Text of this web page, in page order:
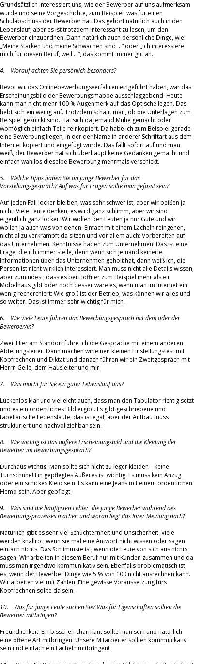
Grundsätzlich interessiert uns, wie der Bewerber auf uns aufmerksam
wurde und seine Vorgeschichte, zum Beispiel, was für einen
Schulabschluss der Bewerber hat. Das gehört natürlich auch in den
Lebenslauf, aber es ist trotzdem interessant zu lesen, um den
Bewerber einzuordnen. Dann natürlich auch persönliche Dinge, wie:
„Meine Stärken und meine Schwächen sind ...“ oder „ich interessiere
mich für diesen Beruf, weil ...“, das kommt immer gut an.
4. Worauf achten Sie persönlich besonders?
Bevor wir das Onlinebewerbungsverfahren eingeführt haben, war das
Erscheinungsbild der Bewerbungsmappe ausschlaggebend. Heute
kann man nicht mehr 100 % Augenmerk auf das Optische legen. Das
hebt sich ein wenig auf. Trotzdem schaut man, ob die Unterlagen zum
Beispiel geknickt sind. Hat sich da jemand Mühe gemacht oder
womöglich einfach Teile reinkopiert. Da habe ich zum Beispiel gerade
eine Bewerbung liegen, in der der Name in anderer Schriftart aus dem
Internet kopiert und eingefügt wurde. Das fällt sofort auf und man
weiß, der Bewerber hat sich überhaupt keine Gedanken gemacht und
einfach wahllos dieselbe Bewerbung mehrmals verschickt.
5. Welche Tipps haben Sie an junge Bewerber für das
Vorstellungsgespräch? Auf was für Fragen sollte man gefasst sein?
Auf jeden Fall locker bleiben, was sehr schwer ist, aber wir beißen ja
nicht! Viele Leute denken, es wird ganz schlimm, aber wir sind
eigentlich ganz locker. Wir wollen den Leuten ja nur Gute und wir
wollen ja auch was von denen. Einfach mit einem Lächeln reingehen,
nicht allzu verkrampft da sitzen und vor allem auch: Vorbereiten auf
das Unternehmen. Kenntnisse haben zum Unternehmen! Das ist eine
Frage, die ich immer stelle, denn wenn sich jemand keinerlei
Informationen über das Unternehmen geholt hat, dann weiß ich, die
Person ist nicht wirklich interessiert. Man muss nicht alle Details wissen,
aber zumindest, dass es bei Höffner zum Beispiel mehr als ein
Möbelhaus gibt oder noch besser wäre es, wenn man im Internet ein
wenig recherchiert: Wie groß ist der Betrieb, was können wir alles und
so weiter. Das ist immer sehr wichtig für mich.
6. Wie viele Leute führen das Bewerbungsgespräch mit dem oder der
Bewerber/in?
Zwei. Hier am Standort führe ich die Gespräche mit einem anderen
Abteilungsleiter. Dann machen wir einen kleinen Einstellungstest mit
Kopfrechnen und Diktat und danach führen wir ein Zweitgespräch mit
Herrn Geile, dem Hausleiter und mir.
7. Was macht für Sie ein guter Lebenslauf aus?
Lückenlos klar und vielleicht auch, dass man den Tabulator richtig setzt
und es ein ordentliches Bild ergibt. Es gibt geschriebene und
tabellarische Lebensläufe, das ist egal, aber der Aufbau muss
strukturiert und nachvollziehbar sein.
8. Wie wichtig ist das äußere Erscheinungsbild und die Kleidung der
Bewerber im Bewerbungsgespräch?
Durchaus wichtig. Man sollte sich nicht zu leger kleiden – keine
Turnschuhe! Ein gepflegtes Äußeres ist wichtig. Es muss kein Anzug
oder ein schickes Kleid sein. Es kann eine Jeans mit einem ordentlichen
Hemd sein. Aber gepflegt.
9. Was sind die häufigsten Fehler, die junge Bewerber während des
Bewerbungsprozesses machen und woran liegt das Ihrer Meinung nach?
Natürlich gibt es sehr viel Schüchternheit und Unsicherheit. Viele
werden knallrot, wenn sie mal eine Antwort nicht wissen oder sagen
einfach nichts. Das Schlimmste ist, wenn die Leute von sich aus nichts
sagen. Wir arbeiten in diesem Beruf nur mit Kunden zusammen und da
muss man irgendwo kommunikativ sein. Ebenfalls problematisch ist
es, wenn der Bewerber Dinge wie 5 % von 100 nicht ausrechnen kann.
Wir arbeiten viel mit Zahlen. Eine gewisse Voraussetzung fürs
Kopfrechnen sollte da sein.
10. Was für junge Leute suchen Sie? Was für Eigenschaften sollten die
Bewerber mitbringen?
Freundlichkeit. Ein bisschen charmant sollte man sein und natürlich
eine offene Art mitbringen. Unsere Mitarbeiter sollten kommunikativ
sein und einfach ein Lächeln mitbringen!